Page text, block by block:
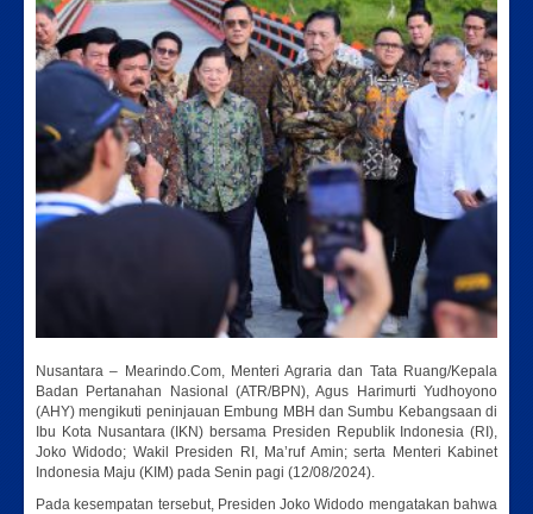
Nusantara – Mearindo.Com, Menteri Agraria dan Tata Ruang/Kepala
Badan Pertanahan Nasional (ATR/BPN), Agus Harimurti Yudhoyono
(AHY) mengikuti peninjauan Embung MBH dan Sumbu Kebangsaan di
Ibu Kota Nusantara (IKN) bersama Presiden Republik Indonesia (RI),
Joko Widodo; Wakil Presiden RI, Ma’ruf Amin; serta Menteri Kabinet
Indonesia Maju (KIM) pada Senin pagi (12/08/2024).
Pada kesempatan tersebut, Presiden Joko Widodo mengatakan bahwa